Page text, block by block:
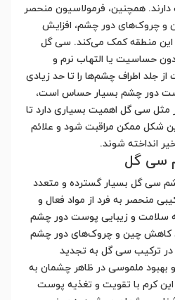
همچنین، فرمولاسیون منحصر
و چروک‌های دور چشم، افزایش
منطقه کمک می‌کند. سی گل
حساسیت یا التهاب نرم و
از جلد اطراف چشم‌ها را تا حد زیادی
دور چشم بسیار حساس است،
مثل سی گل اهمیت بسیاری دارد تا
شکل ممکن مراقبت شود و علائم
انداخته شوند.
سی گل
سی گل بسیار گسترده و متعدد
منحصر به فرد از مواد فعال و
سلامت و زیبایی پوست دور چشم
کاهش چین و چروک‌های دور چشم
ترکیب سی گل به تجدید
ملموسی در ظاهر چشمان به
این کرم با تقویت و تغذیه پوست